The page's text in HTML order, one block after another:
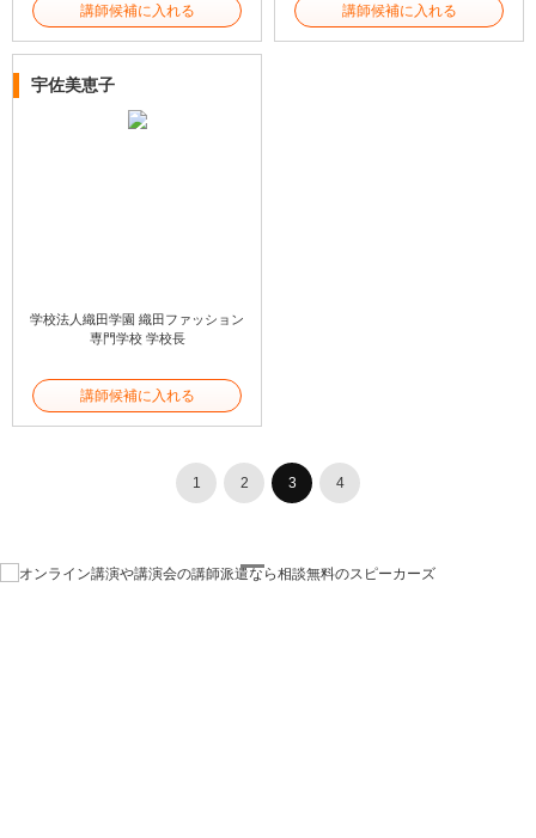
講師候補に入れる 講師候補に入れる
宇佐美恵子
学校法人織田学園 織田ファッション
専門学校 学校長
講師候補に入れる
1 2 3 4